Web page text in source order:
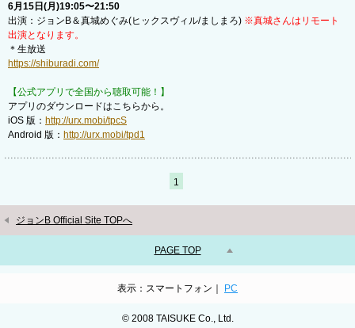
6月15日(月)19:05〜21:50
出演：ジョンB＆真城めぐみ(ヒックスヴィル/ましまろ) ※真城さんはリモート
出演となります。
＊生放送
https://shiburadi.com/
【公式アプリで全国から聴取可能！】
アプリのダウンロードはこちらから。
iOS 版： http://urx.mobi/tpcS
Android 版： http://urx.mobi/tpd1
1
ジョンB Official Site TOPへ
PAGE TOP
表示：スマートフォン｜ PC
© 2008 TAISUKE Co., Ltd.